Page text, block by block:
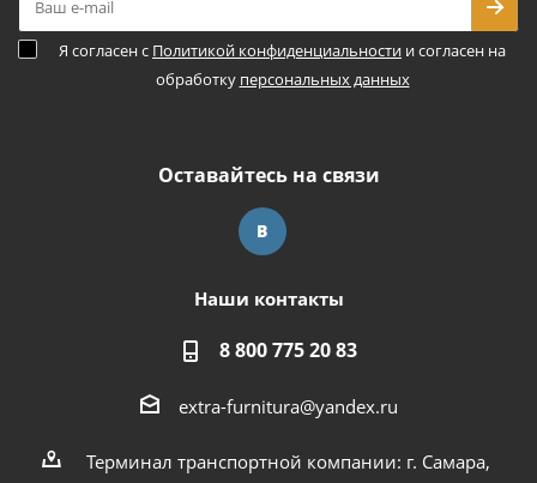
Я согласен с Политикой конфиденциальности и согласен на
обработку персональных данных
Оставайтесь на связи
Наши контакты
8 800 775 20 83
extra-furnitura@yandex.ru
Терминал транспортной компании: г. Самара,